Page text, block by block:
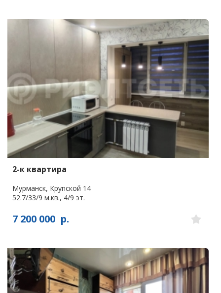
2-к квартира
Мурманск, Крупской 14
52.7/33/9 м.кв., 4/9 эт.
7 200 000 р.